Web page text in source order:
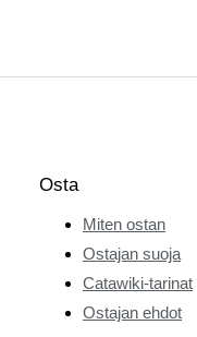
Osta
Miten ostan
Ostajan suoja
Catawiki-tarinat
Ostajan ehdot